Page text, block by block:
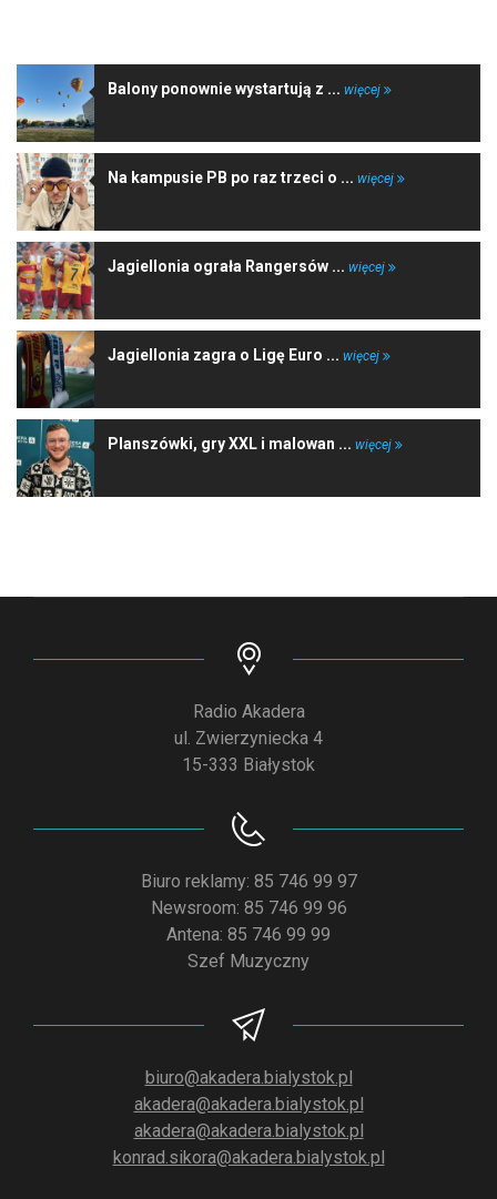
Balony ponownie wystartują z ... więcej
Na kampusie PB po raz trzeci o ... więcej
Jagiellonia ograła Rangersów ... więcej
Jagiellonia zagra o Ligę Euro ... więcej
Planszówki, gry XXL i malowan ... więcej
Radio Akadera
ul. Zwierzyniecka 4
15-333 Białystok
Biuro reklamy: 85 746 99 97
Newsroom: 85 746 99 96
Antena: 85 746 99 99
Szef Muzyczny
biuro@akadera.bialystok.pl
akadera@akadera.bialystok.pl
akadera@akadera.bialystok.pl
konrad.sikora@akadera.bialystok.pl